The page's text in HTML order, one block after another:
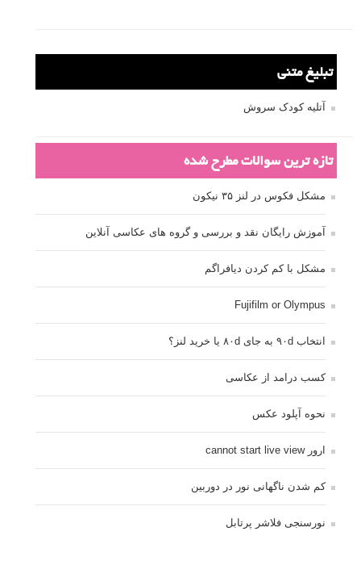
تبلیغ متنی
آتلیه کودک سروش
تازه ترین سوالات مطرح شده
مشکل فکوس در لنز ۳۵ نیکون
آموزش رایگان نقد و بررسی و گروه های عکاسی آنلاین
مشکل با کم کردن دیافراگم
Fujifilm or Olympus
انتخاب ۹۰d به جای ۸۰d یا خرید لنز؟
کسب درامد از عکاسی
نحوه آپلود عکس
ارور cannot start live view
کم شدن ناگهانی نور در دوربین
نورسنجی فلاشر پرتابل